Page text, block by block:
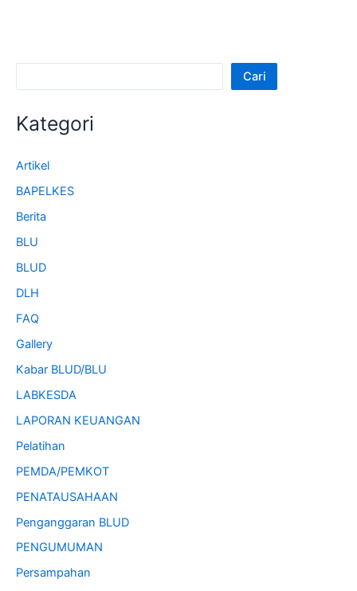
Cari
Kategori
Artikel
BAPELKES
Berita
BLU
BLUD
DLH
FAQ
Gallery
Kabar BLUD/BLU
LABKESDA
LAPORAN KEUANGAN
Pelatihan
PEMDA/PEMKOT
PENATAUSAHAAN
Penganggaran BLUD
PENGUMUMAN
Persampahan